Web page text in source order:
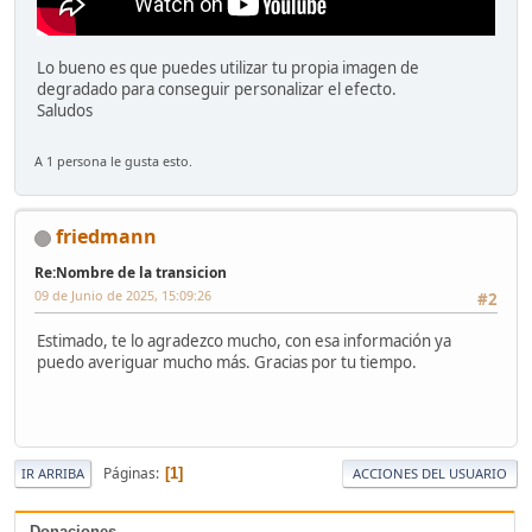
Lo bueno es que puedes utilizar tu propia imagen de
degradado para conseguir personalizar el efecto.
Saludos
A 1 persona le gusta esto.
friedmann
Re:Nombre de la transicion
#2
09 de Junio de 2025, 15:09:26
Estimado, te lo agradezco mucho, con esa información ya
puedo averiguar mucho más. Gracias por tu tiempo.
IR ARRIBA Páginas 1 ACCIONES DEL USUARIO